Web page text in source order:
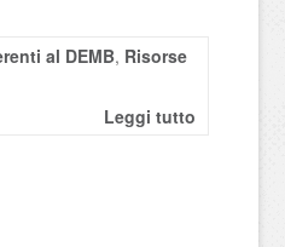
al DEMB, Risorse
Leggi tutto